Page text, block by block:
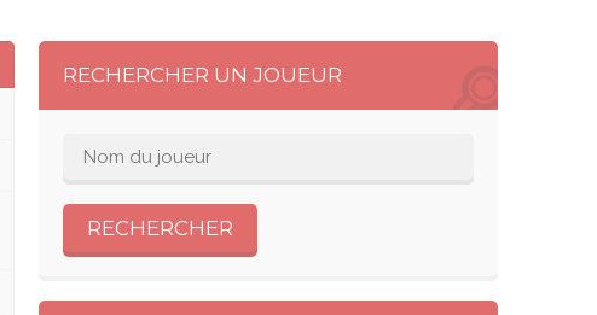
RECHERCHER UN JOUEUR